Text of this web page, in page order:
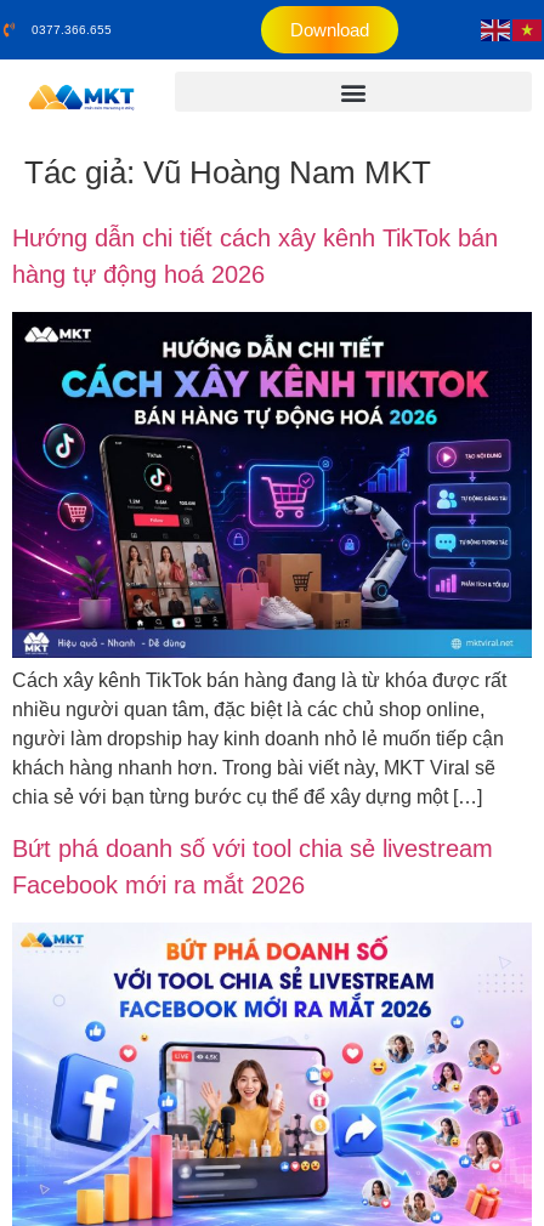
0377.366.655 Download
Tác giả: Vũ Hoàng Nam MKT
Hướng dẫn chi tiết cách xây kênh TikTok bán
hàng tự động hoá 2026
Cách xây kênh TikTok bán hàng đang là từ khóa được rất
nhiều người quan tâm, đặc biệt là các chủ shop online,
người làm dropship hay kinh doanh nhỏ lẻ muốn tiếp cận
khách hàng nhanh hơn. Trong bài viết này, MKT Viral sẽ
chia sẻ với bạn từng bước cụ thể để xây dựng một […]
Bứt phá doanh số với tool chia sẻ livestream
Facebook mới ra mắt 2026